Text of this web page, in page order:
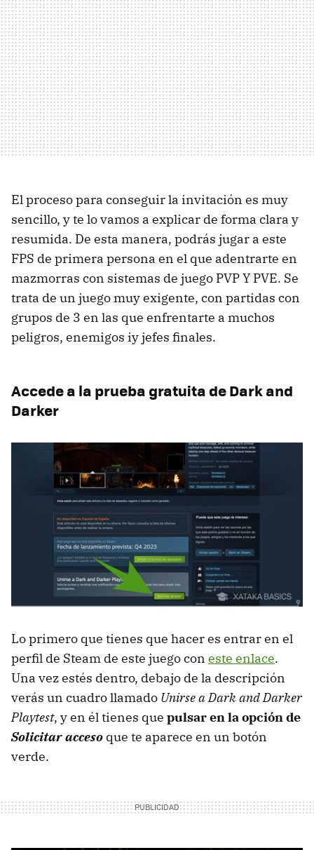
El proceso para conseguir la invitación es muy
sencillo, y te lo vamos a explicar de forma clara y
resumida. De esta manera, podrás jugar a este
FPS de primera persona en el que adentrarte en
mazmorras con sistemas de juego PVP Y PVE. Se
trata de un juego muy exigente, con partidas con
grupos de 3 en las que enfrentarte a muchos
peligros, enemigos iy jefes finales.
Accede a la prueba gratuita de Dark and
Darker
Lo primero que tienes que hacer es entrar en el
perfil de Steam de este juego con este enlace.
Una vez estés dentro, debajo de la descripción
verás un cuadro llamado Unirse a Dark and Darker
Playtest, y en él tienes que pulsar en la opción de
Solicitar acceso que te aparece en un botón
verde.